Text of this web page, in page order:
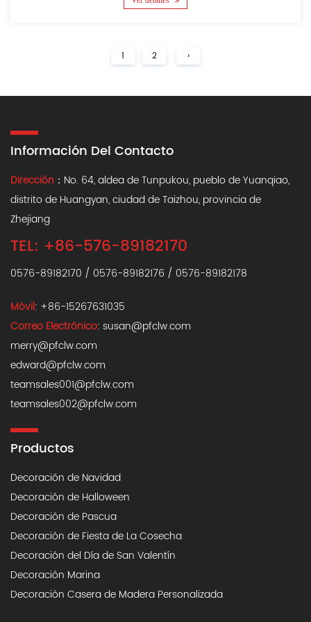
1 2 ›
Información Del Contacto
Dirección ：No. 64, aldea de Tunpukou, pueblo de Yuanqiao,
distrito de Huangyan, ciudad de Taizhou, provincia de
Zhejiang
TEL: +86-576-89182170
0576-89182170 / 0576-89182176 / 0576-89182178
Móvil: +86-15267631035
Correo Electrónico: susan@pfclw.com
merry@pfclw.com
edward@pfclw.com
teamsales001@pfclw.com
teamsales002@pfclw.com
Productos
Decoración de Navidad
Decoración de Halloween
Decoración de Pascua
Decoración de Fiesta de La Cosecha
Decoración del Día de San Valentín
Decoración Marina
Decoración Casera de Madera Personalizada